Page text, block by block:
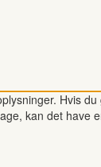
Hvis
kan det have